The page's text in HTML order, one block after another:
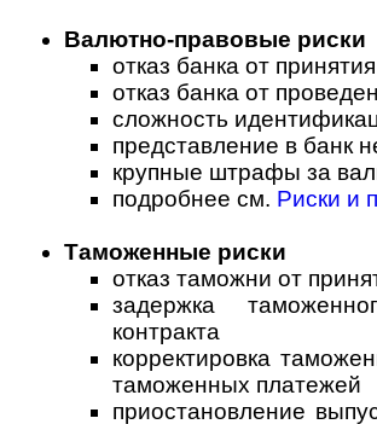
Валютно-правовые риски
отказ банка от
отказ банка от
сложность
представление в банк
крупные штрафы за
подробнее см. Риски и
Таможенные риски
отказ таможни от
задержка
контракта
корректировка
таможенных платежей
приостановление